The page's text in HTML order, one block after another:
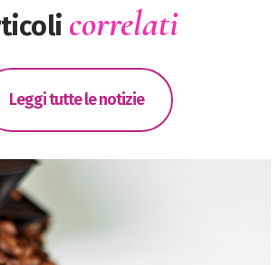
correlati
Leggi tutte le notizie